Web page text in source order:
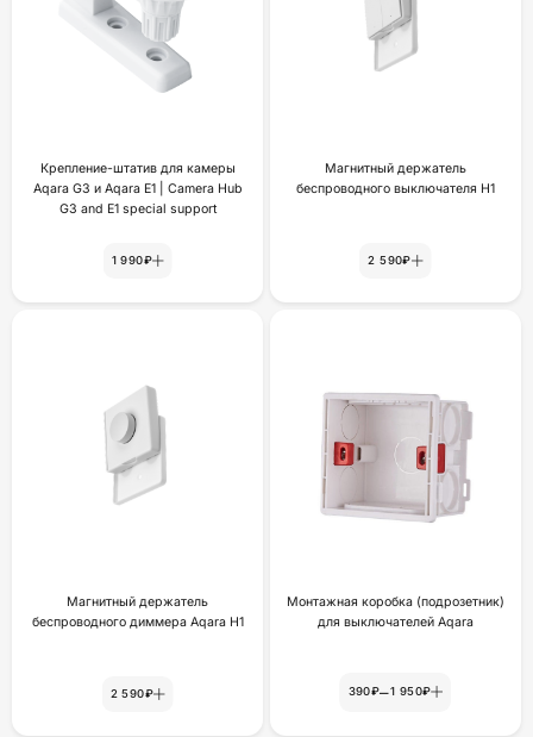
Крепление-штатив для камеры
Aqara G3 и Aqara E1 | Camera Hub
G3 and E1 special support
1 990₽
Магнитный держатель
беспроводного выключателя H1
2 590₽
Магнитный держатель
беспроводного диммера Aqara H1
2 590₽
Монтажная коробка (подрозетник)
для выключателей Aqara
390₽–1 950₽